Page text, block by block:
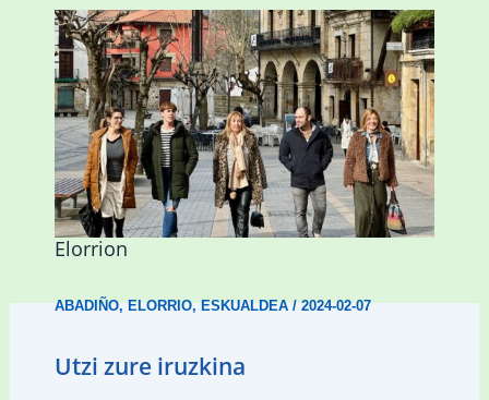
Mankomunitateko gizarte-langileak
presentzia indartu du Abadiñon eta
Elorrion
ABADIÑO,ELORRIO,ESKUALDEA/2024-02-07
Utzi zure iruzkina